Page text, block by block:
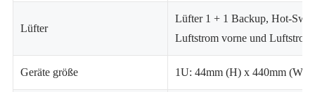
Lüfter
Lüfter 1 + 1 Backup, Hot-
Luftstrom vorne und Luftstrom
Geräte größe 1U: 44mm (H) x 440mm (W)